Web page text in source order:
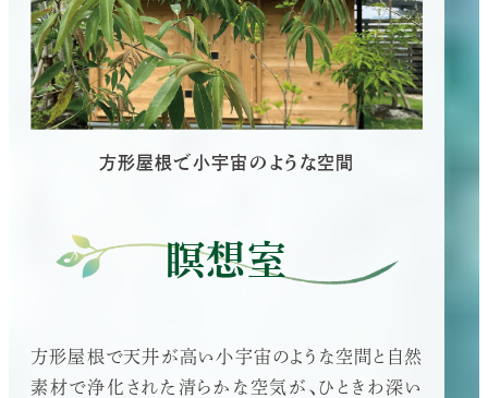
方形屋根で小宇宙のような空間
瞑想室
方形屋根で天井が高い小宇宙のような空間と自然
素材で浄化された清らかな空気が、ひときわ深い